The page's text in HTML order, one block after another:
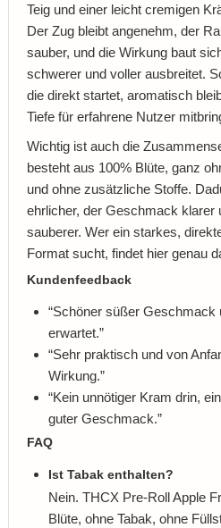
Teig und einer leicht cremigen
Der Zug bleibt angenehm, der
sauber, und die Wirkung baut
schwerer und voller ausbreitet.
die direkt startet, aromatisch
Tiefe für erfahrene Nutzer
Wichtig ist auch die
besteht aus 100% Blüte, ganz
und ohne zusätzliche Stoffe.
ehrlicher, der Geschmack klarer
sauberer. Wer ein starkes,
Format sucht, findet hier genau
Kundenfeedback
“Schöner süßer Geschmack
erwartet.”
“Sehr praktisch und von
Wirkung.”
“Kein unnötiger Kram drin,
guter Geschmack.”
FAQ
Ist Tabak enthalten?
Nein. THCX Pre-Roll Apple
Blüte, ohne Tabak, ohne